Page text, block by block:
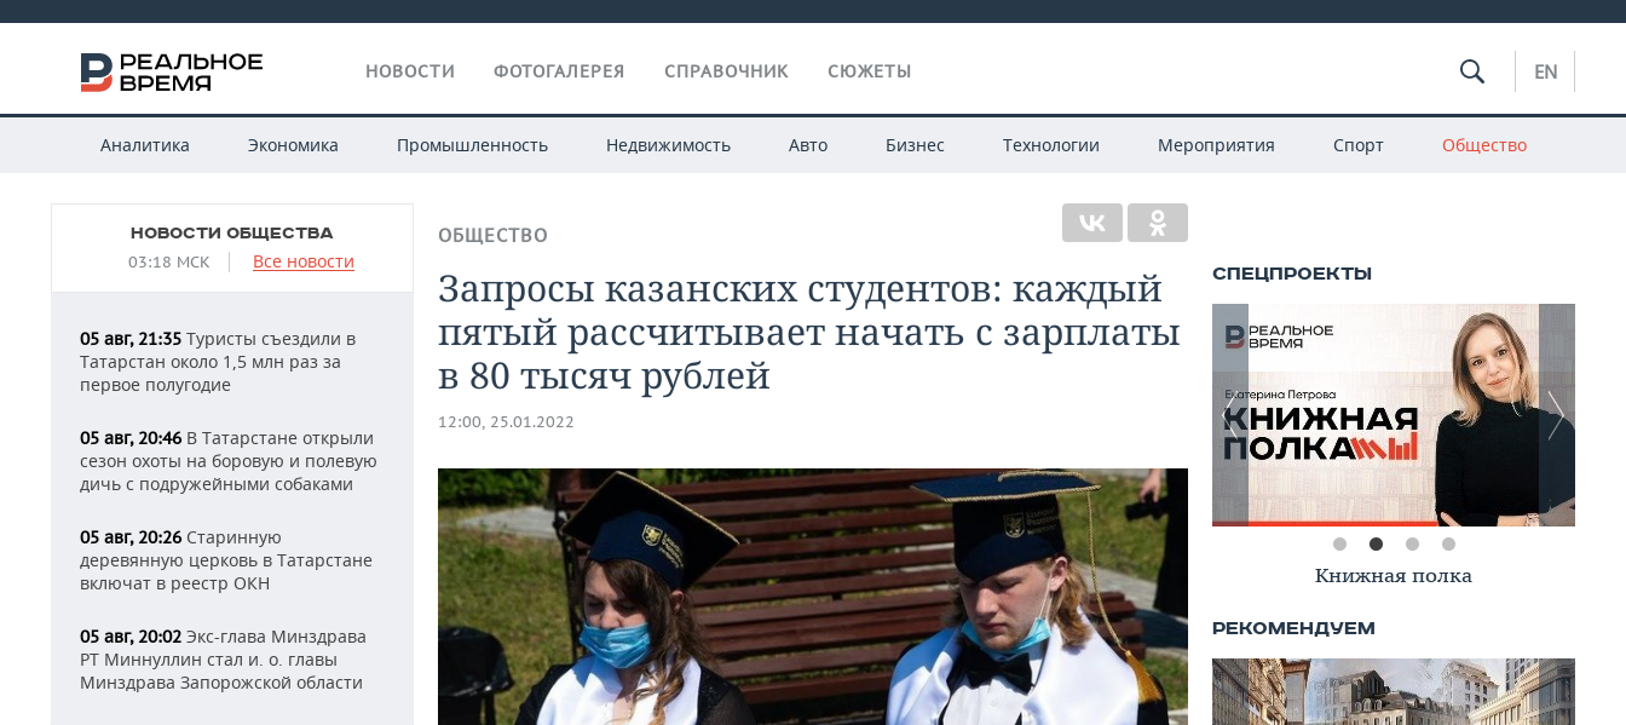
НОВОСТИ ФОТОГАЛЕРЕЯ СПРАВОЧНИК СЮЖЕТЫ EN
Аналитика Экономика Промышленность Недвижимость Авто Бизнес Технологии Мероприятия Спорт Общество
НОВОСТИ ОБЩЕСТВА
03:18 МСК Все новости
05 авг, 21:35 Туристы съездили в
Татарстан около 1,5 млн раз за
первое полугодие
05 авг, 20:46 В Татарстане открыли
сезон охоты на боровую и полевую
дичь с подружейными собаками
05 авг, 20:26 Старинную
деревянную церковь в Татарстане
включат в реестр ОКН
05 авг, 20:02 Экс-глава Минздрава
РТ Миннуллин стал и. о. главы
Минздрава Запорожской области
ОБЩЕСТВО
Запросы казанских студентов: каждый
пятый рассчитывает начать с зарплаты
в 80 тысяч рублей
12:00, 25.01.2022
Книжная полка